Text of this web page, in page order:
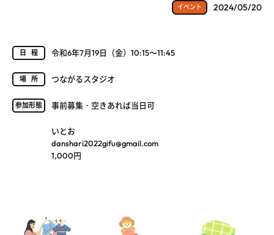
イベント 2024/05/20
日程 令和6年7月19日（金）10:15～11:45
場所 つながるスタジオ
参加形態 事前募集・空きあれば当日可
いとお
danshari2022gifu@gmail.com
1,000円